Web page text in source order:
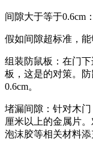
间隙大于等于0.6cm
假如间隙超标准，能
组装防鼠板：在门
板，这是的对策。
0.6cm。
堵漏间隙：针对木
厘米以上的金属片
泡沫胶等相关材料添